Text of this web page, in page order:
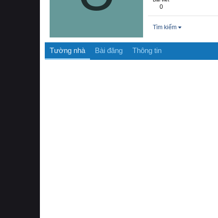
0
Tìm kiếm
Tường nhà Bài đăng Thông tin